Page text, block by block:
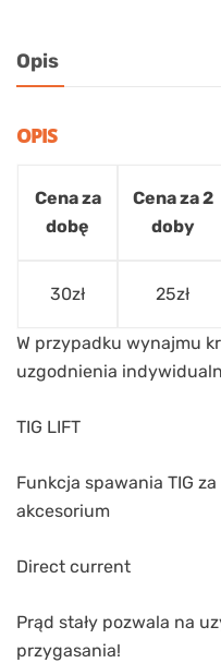
Opis
OPIS
Cena za
dobę
Cena za 2
doby
30zł 25zł
W przypadku wynajmu
uzgodnienia
TIG LIFT
Funkcja spawania TIG
akcesorium
Direct current
Prąd stały pozwala na
przygasania!